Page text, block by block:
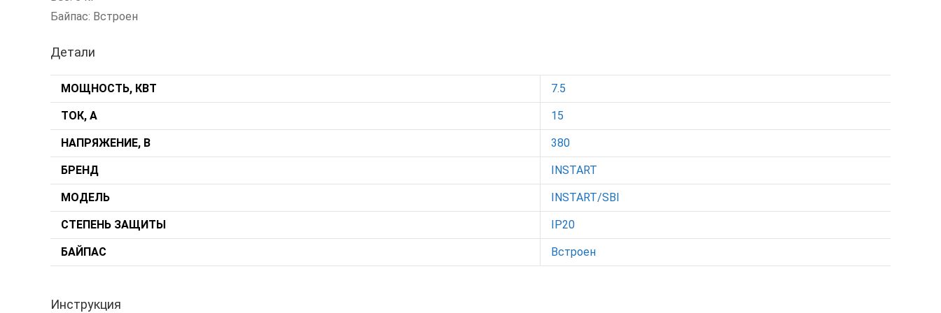
Байпас: Встроен
Детали
МОЩНОСТЬ, КВТ 7.5
ТОК, А 15
НАПРЯЖЕНИЕ, В 380
БРЕНД INSTART
МОДЕЛЬ INSTART/SBI
СТЕПЕНЬ ЗАЩИТЫ IP20
БАЙПАС Встроен
Инструкция